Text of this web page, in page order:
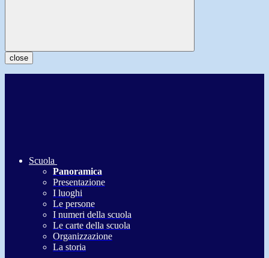
close
Scuola
Panoramica
Presentazione
I luoghi
Le persone
I numeri della scuola
Le carte della scuola
Organizzazione
La storia